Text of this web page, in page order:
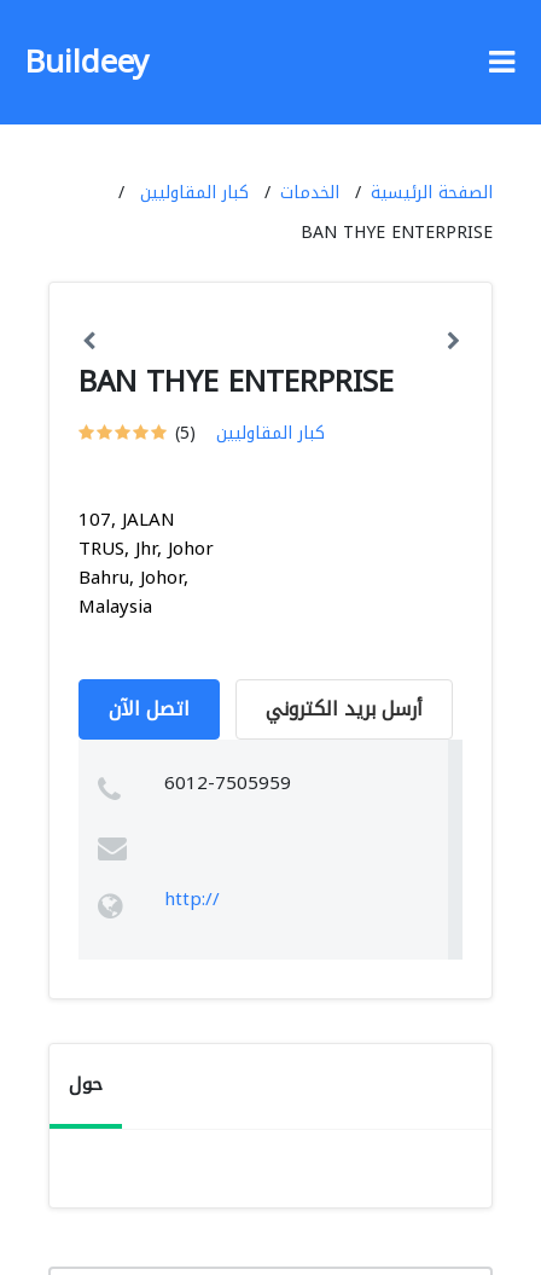
Buildeey
الصفحة الرئيسية الخدمات
كبار المقاوليين
BAN THYE ENTERPRISE
BAN THYE ENTERPRISE
(5) كبار المقاوليين
107, JALAN
TRUS, Jhr, Johor
Bahru, Johor,
Malaysia
اتصل الآن أرسل بريد الكتروني
6012-7505959
http://
حول